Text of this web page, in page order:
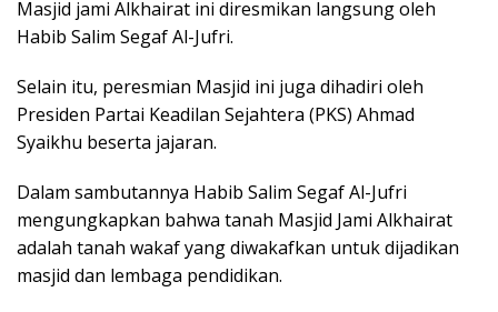
Masjid jami Alkhairat ini diresmikan langsung oleh
Habib Salim Segaf Al-Jufri.
Selain itu, peresmian Masjid ini juga dihadiri oleh
Presiden Partai Keadilan Sejahtera (PKS) Ahmad
Syaikhu beserta jajaran.
Dalam sambutannya Habib Salim Segaf Al-Jufri
mengungkapkan bahwa tanah Masjid Jami Alkhairat
adalah tanah wakaf yang diwakafkan untuk dijadikan
masjid dan lembaga pendidikan.